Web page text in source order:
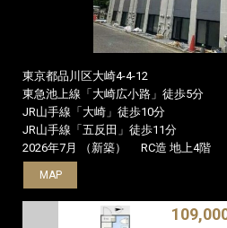
東京都品川区大崎4-4-12
東急池上線「大崎広小路」徒歩5分
JR山手線「大崎」徒歩10分
JR山手線「五反田」徒歩11分
2026年7月 （新築）
RC造 地上4階
MAP
MAP
MAP